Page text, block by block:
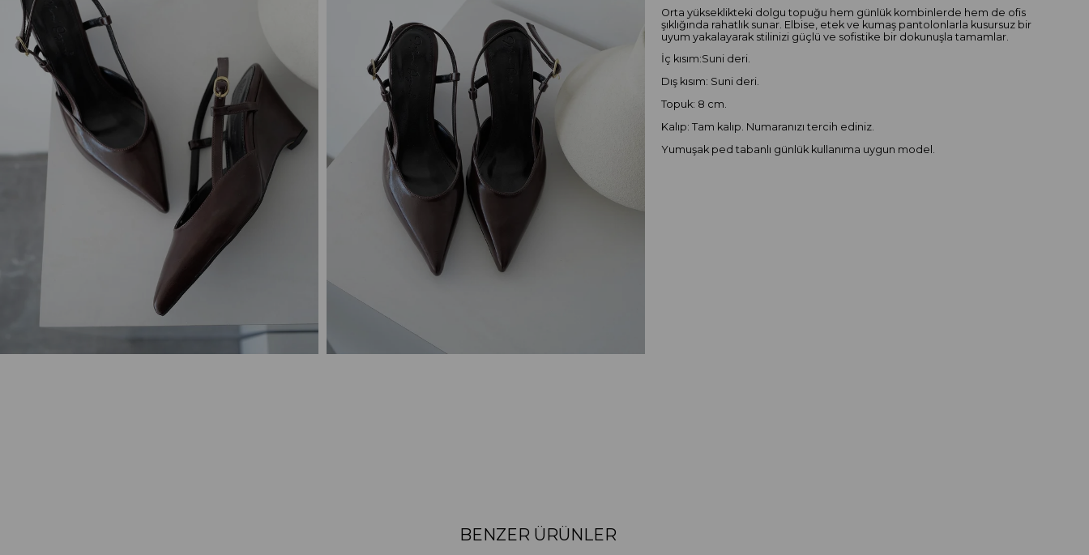
Orta yükseklikteki dolgu topuğu hem günlük kombinlerde hem de ofis
şıklığında rahatlık sunar. Elbise, etek ve kumaş pantolonlarla kusursuz bir
uyum yakalayarak stilinizi güçlü ve sofistike bir dokunuşla tamamlar.
İç kısım:Suni deri.
Dış kısım: Suni deri.
Topuk: 8 cm.
Kalıp: Tam kalıp. Numaranızı tercih ediniz.
Yumuşak ped tabanlı günlük kullanıma uygun model.
BENZER ÜRÜNLER